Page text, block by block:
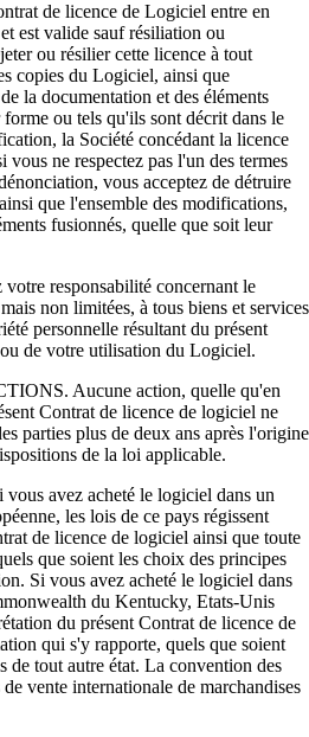
de licence de Logiciel entre en
est valide sauf résiliation ou
ou résilier cette licence à tout
copies du Logiciel, ainsi que
la documentation et des éléments
ou tels qu'ils sont décrit dans le
la Société concédant la licence
ne respectez pas l'un des termes
vous acceptez de détruire
que l'ensemble des modifications,
fusionnés, quelle que soit leur
responsabilité concernant le
non limitées, à tous biens et services
personnelle résultant du présent
de votre utilisation du Logiciel.
Aucune action, quelle qu'en
Contrat de licence de logiciel ne
parties plus de deux ans après l'origine
de la loi applicable.
avez acheté le logiciel dans un
les lois de ce pays régissent
de licence de logiciel ainsi que toute
que soient les choix des principes
Si vous avez acheté le logiciel dans
du Kentucky, Etats-Unis
du présent Contrat de licence de
qui s'y rapporte, quels que soient
de tout autre état. La convention des
vente internationale de marchandises